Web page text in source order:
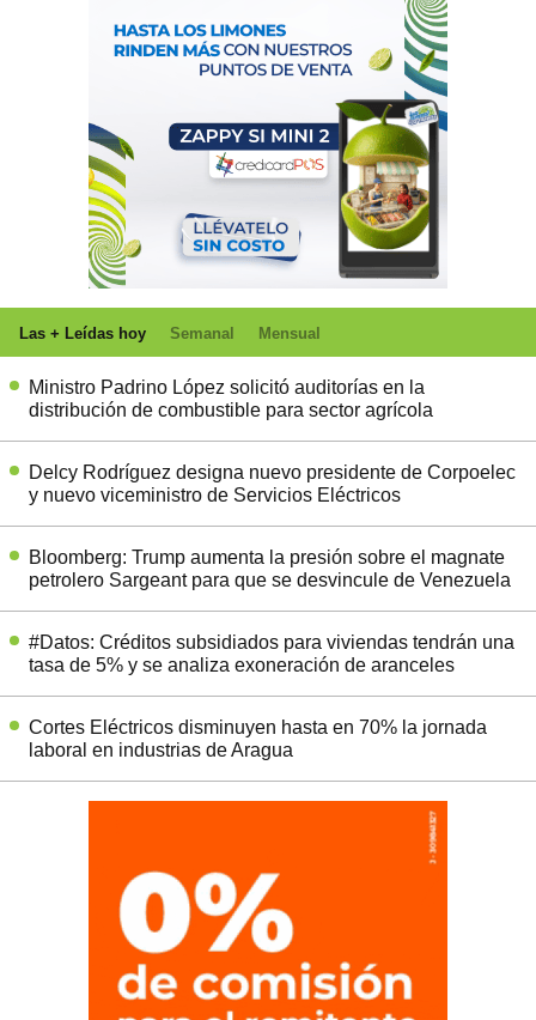
Las + Leídas hoy Semanal Mensual
Ministro Padrino López solicitó auditorías en la
distribución de combustible para sector agrícola
Delcy Rodríguez designa nuevo presidente de Corpoelec
y nuevo viceministro de Servicios Eléctricos
Bloomberg: Trump aumenta la presión sobre el magnate
petrolero Sargeant para que se desvincule de Venezuela
#Datos: Créditos subsidiados para viviendas tendrán una
tasa de 5% y se analiza exoneración de aranceles
Cortes Eléctricos disminuyen hasta en 70% la jornada
laboral en industrias de Aragua